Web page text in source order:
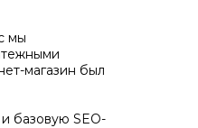
мы
магазин был
базовую SEO-